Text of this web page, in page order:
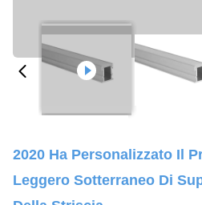
2020 Ha Personalizzato Il
Leggero Sotterraneo Di